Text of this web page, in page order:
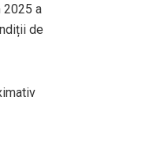
2025 a
de